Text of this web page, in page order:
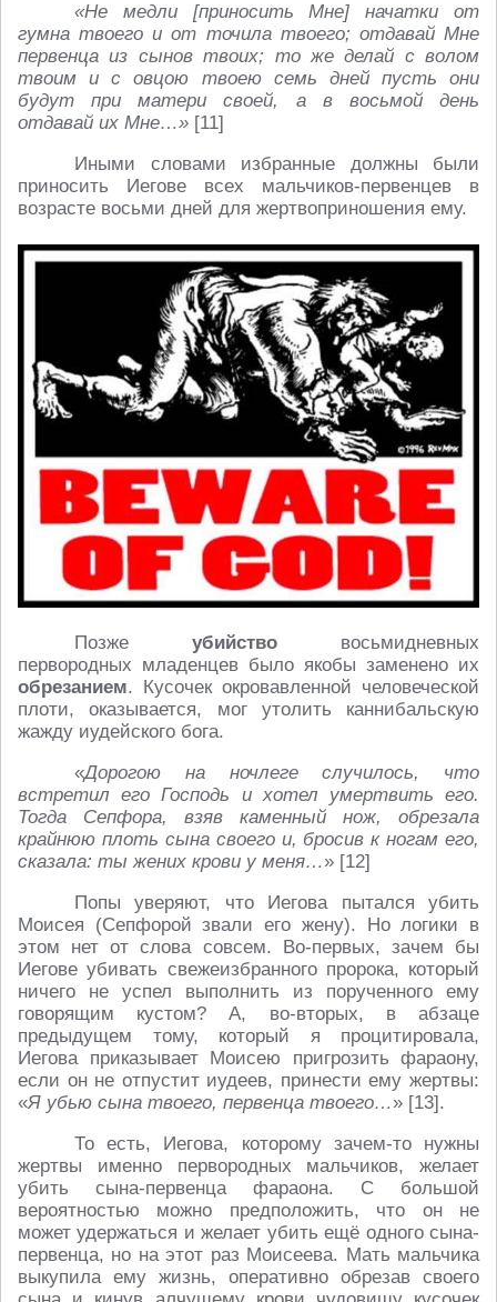
«Не медли [приносить Мне] начатки от
гумна твоего и от точила твоего; отдавай Мне
первенца из сынов твоих; то же делай с волом
твоим и с овцою твоею семь дней пусть они
будут при матери своей, а в восьмой день
отдавай их Мне…» [11]
Иными словами избранные должны были
приносить Иегове всех мальчиков-первенцев в
возрасте восьми дней для жертвоприношения ему.
Позже убийство восьмидневных
первородных младенцев было якобы заменено их
обрезанием. Кусочек окровавленной человеческой
плоти, оказывается, мог утолить каннибальскую
жажду иудейского бога.
«Дорогою на ночлеге случилось, что
встретил его Господь и хотел умертвить его.
Тогда Сепфора, взяв каменный нож, обрезала
крайнюю плоть сына своего и, бросив к ногам его,
сказала: ты жених крови у меня…» [12]
Попы уверяют, что Иегова пытался убить
Моисея (Сепфорой звали его жену). Но логики в
этом нет от слова совсем. Во-первых, зачем бы
Иегове убивать свежеизбранного пророка, который
ничего не успел выполнить из порученного ему
говорящим кустом? А, во-вторых, в абзаце
предыдущем тому, который я процитировала,
Иегова приказывает Моисею пригрозить фараону,
если он не отпустит иудеев, принести ему жертвы:
«Я убью сына твоего, первенца твоего…» [13].
То есть, Иегова, которому зачем-то нужны
жертвы именно первородных мальчиков, желает
убить сына-первенца фараона. С большой
вероятностью можно предположить, что он не
может удержаться и желает убить ещё одного сына-
первенца, но на этот раз Моисеева. Мать мальчика
выкупила ему жизнь, оперативно обрезав своего